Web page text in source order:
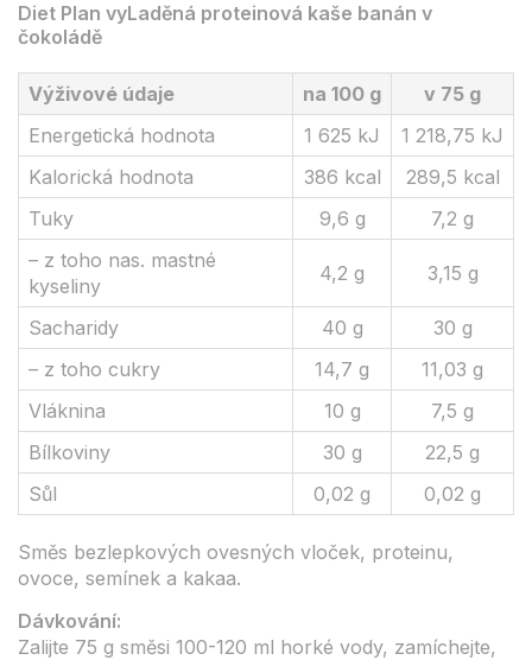
Diet Plan vyLaděná proteinová kaše banán v
čokoládě
Výživové údaje na 100 g
v 75 g
Energetická hodnota
1 625 kJ
1 218,75 kJ
Kalorická hodnota
386 kcal
289,5 kcal
Tuky
9,6 g
7,2 g
– z toho nas. mastné
kyseliny
4,2 g 3,15 g
Sacharidy 40 g
30 g
– z toho cukry
14,7 g
11,03 g
Vláknina
10 g
7,5 g
Bílkoviny
30 g
22,5 g
Sůl
0,02 g 0,02 g
Směs bezlepkových ovesných vloček, proteinu,
ovoce, semínek a kakaa.
Dávkování:
Zalijte 75 g směsi 100-120 ml horké vody, zamíchejte,